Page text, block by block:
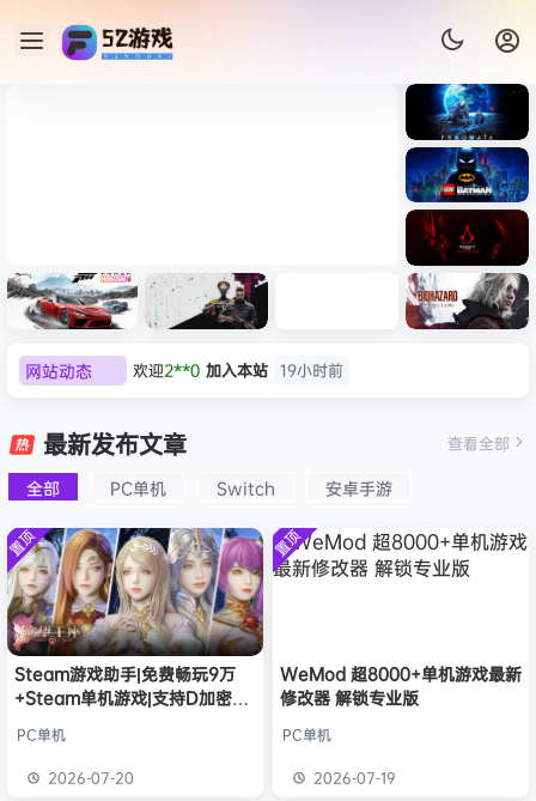
+修改器打包下载 解压即玩
《识质存
在/PRAG
MATA》
免安装中
文版
《乐高蝙
蝠侠：黑
暗骑士之
Dark
Creed
拟机
速：地平
线
6（Forza
Horizon
6）免安装
中文版
心/Atomi
c
Heart》
文版
n Desert
HYPERVI
SOR）免
安装中文
版
9：安魂
Requiem
）免安装
中文版
网站动态 欢迎2**0 加入本站 19小时前
欢迎 今***虎
欢迎豆豆
欢迎N**e 加入本站
8月9日
欢迎兔**** 加入本站 8月8日
欢迎q********6 加入本站
8月8日
大**颠 签到获取
欢迎大**颠 加入本站
欢迎我*的 加入本站
8月8日
欢迎D****Z 加入本站 8月7日
8月7日
4小时前
最新发布文章
全部 PC单机 Switch 安卓手游
查看全部
置顶
Steam游戏助手|免费畅玩9万
+Steam单机游戏|支持D加密以
PC单机
2026-07-20
置顶
WeMod 超8000+单机游戏最新
修改器 解锁专业版
PC单机
2026-07-19